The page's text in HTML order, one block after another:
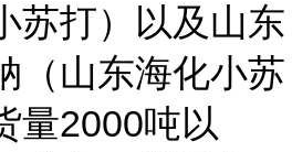
苏打）以及山东
（山东海化小苏
量2000吨以